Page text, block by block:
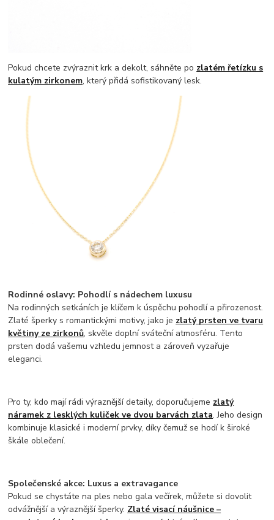
Pokud chcete zvýraznit krk a dekolt, sáhněte po zlatém řetízku s
kulatým zirkonem, který přidá sofistikovaný lesk.
Rodinné oslavy: Pohodlí s nádechem luxusu
Na rodinných setkáních je klíčem k úspěchu pohodlí a přirozenost.
Zlaté šperky s romantickými motivy, jako je zlatý prsten ve tvaru
květiny ze zirkonů, skvěle doplní sváteční atmosféru. Tento
prsten dodá vašemu vzhledu jemnost a zároveň vyzařuje
eleganci.
Pro ty, kdo mají rádi výraznější detaily, doporučujeme zlatý
náramek z lesklých kuliček ve dvou barvách zlata. Jeho design
kombinuje klasické i moderní prvky, díky čemuž se hodí k široké
škále oblečení.
Společenské akce: Luxus a extravagance
Pokud se chystáte na ples nebo gala večírek, můžete si dovolit
odvážnější a výraznější šperky. Zlaté visací náušnice –